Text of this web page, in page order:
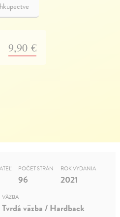
9,90 €
POČET STRÁN
96
ROK VYDANIA
2021
VÄZBA
Tvrdá väzba / Hardback